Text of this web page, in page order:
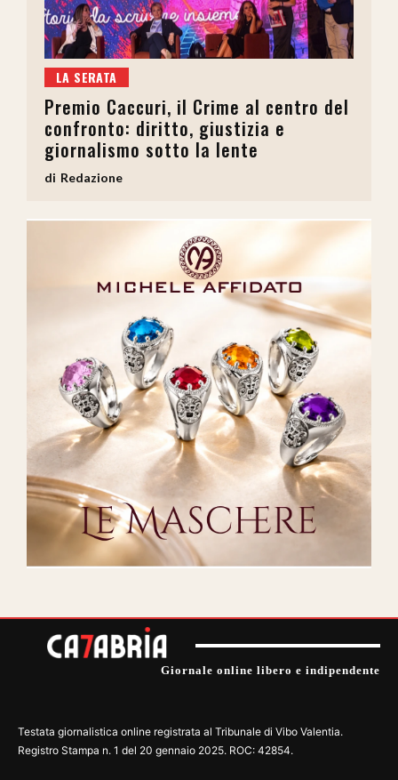
LA SERATA
Premio Caccuri, il Crime al centro del
confronto: diritto, giustizia e
giornalismo sotto la lente
Redazione
Giornale online libero e indipendente
Testata giornalistica online registrata al Tribunale di Vibo Valentia.
Registro Stampa n. 1 del 20 gennaio 2025. ROC: 42854.